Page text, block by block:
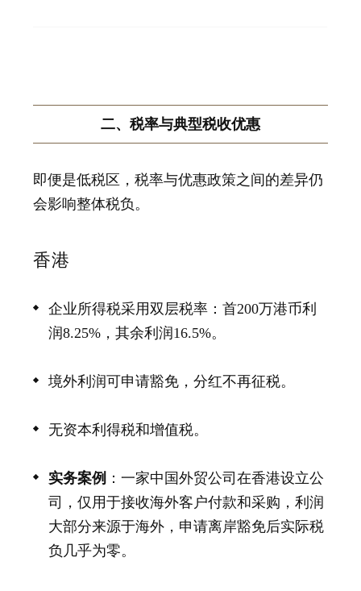
二、税率与典型税收优惠
即便是低税区，税率与优惠政策之间的差异仍
会影响整体税负。
香港
企业所得税采用双层税率：首200万港币利
润8.25%，其余利润16.5%。
境外利润可申请豁免，分红不再征税。
无资本利得税和增值税。
实务案例 ：一家中国外贸公司在香港设立公
司，仅用于接收海外客户付款和采购，利润
大部分来源于海外，申请离岸豁免后实际税
负几乎为零。